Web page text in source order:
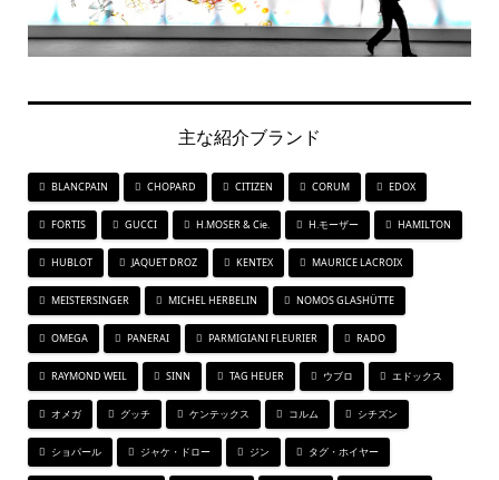
主な紹介ブランド
BLANCPAIN CHOPARD CITIZEN CORUM EDOX
FORTIS GUCCI H.MOSER & Cie. H.モーザー HAMILTON
HUBLOT JAQUET DROZ KENTEX MAURICE LACROIX
MEISTERSINGER MICHEL HERBELIN NOMOS GLASHÜTTE
OMEGA PANERAI PARMIGIANI FLEURIER RADO
RAYMOND WEIL SINN TAG HEUER ウブロ エドックス
オメガ グッチ ケンテックス コルム シチズン
ショパール ジャケ・ドロー ジン タグ・ホイヤー